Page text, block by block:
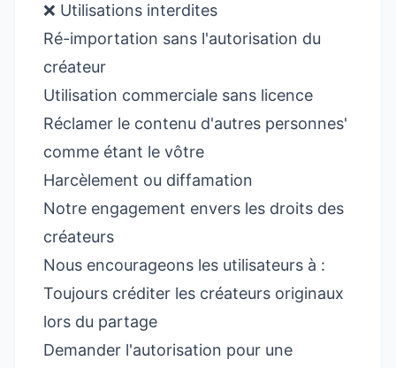
❌ Utilisations interdites
Ré-importation sans l'autorisation du
créateur
Utilisation commerciale sans licence
Réclamer le contenu d'autres personnes'
comme étant le vôtre
Harcèlement ou diffamation
Notre engagement envers les droits des
créateurs
Nous encourageons les utilisateurs à :
Toujours créditer les créateurs originaux
lors du partage
Demander l'autorisation pour une